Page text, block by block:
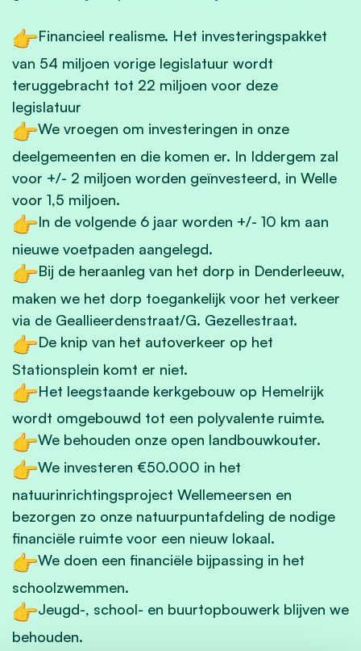
Financieel realisme. Het investeringspakket
van 54 miljoen vorige legislatuur wordt
teruggebracht tot 22 miljoen voor deze
legislatuur
We vroegen om investeringen in onze
deelgemeenten en die komen er. In Iddergem zal
voor +/- 2 miljoen worden geïnvesteerd, in Welle
voor 1,5 miljoen.
In de volgende 6 jaar worden +/- 10 km aan
nieuwe voetpaden aangelegd.
Bij de heraanleg van het dorp in Denderleeuw,
maken we het dorp toegankelijk voor het verkeer
via de Geallieerdenstraat/G. Gezellestraat.
De knip van het autoverkeer op het
Stationsplein komt er niet.
Het leegstaande kerkgebouw op Hemelrijk
wordt omgebouwd tot een polyvalente ruimte.
We behouden onze open landbouwkouter.
We investeren €50.000 in het
natuurinrichtingsproject Wellemeersen en
bezorgen zo onze natuurpuntafdeling de nodige
financiële ruimte voor een nieuw lokaal.
We doen een financiële bijpassing in het
schoolzwemmen.
Jeugd-, school- en buurtopbouwerk blijven we
behouden.